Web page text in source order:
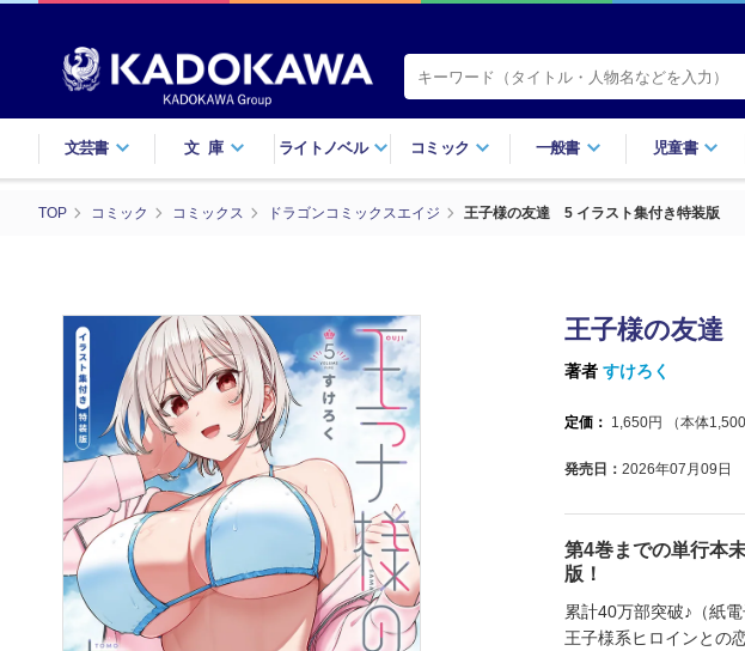
文芸書 文庫 ライトノベル コミック 一般書 児童書
TOP コミック コミックス ドラゴンコミックスエイジ 王子様の友達 5 イラスト集付き特装版
王子様の友達
著者 すけろく
定価： 1,650円 （本体1,500
発売日： 2026年07月09日
第4巻までの単行本
版！
累計40万部突破♪（紙
王子様系ヒロインとの